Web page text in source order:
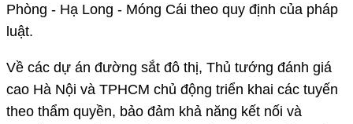
Phòng - Hạ Long - Móng Cái theo quy định của pháp
luật.
Về các dự án đường sắt đô thị, Thủ tướng đánh giá
cao Hà Nội và TPHCM chủ động triển khai các tuyến
theo thẩm quyền, bảo đảm khả năng kết nối và